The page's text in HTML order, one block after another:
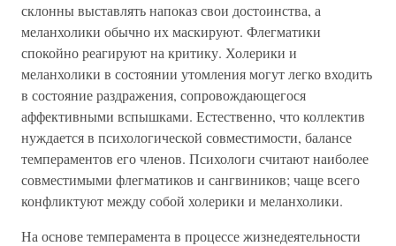
склонны выставлять напоказ свои достоинства, а
меланхолики обычно их маскируют. Флегматики
спокойно реагируют на критику. Холерики и
меланхолики в состоянии утомления могут легко входить
в состояние раздражения, сопровождающегося
аффективными вспышками. Естественно, что коллектив
нуждается в психологической совместимости, балансе
темпераментов его членов. Психологи считают наиболее
совместимыми флегматиков и сангвиников; чаще всего
конфликтуют между собой холерики и меланхолики.
На основе темперамента в процессе жизнедеятельности